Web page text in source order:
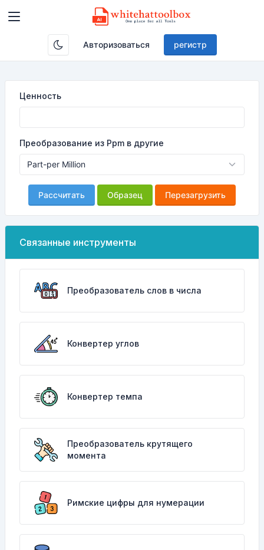
Авторизоваться регистр
Ценность
Преобразование из Ppm в другие
Рассчитать Образец Перезагрузить
Связанные инструменты
Преобразователь слов в числа
Конвертер углов
Конвертер темпа
Преобразователь крутящего
момента
Римские цифры для нумерации